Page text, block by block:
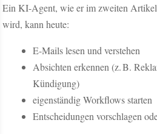
Ein KI-Agent, wie er im zweiten
wird, kann heute:
E-Mails lesen und verstehen
Absichten erkennen (z. B.
Kündigung)
eigenständig Workflows starten
Entscheidungen vorschlagen